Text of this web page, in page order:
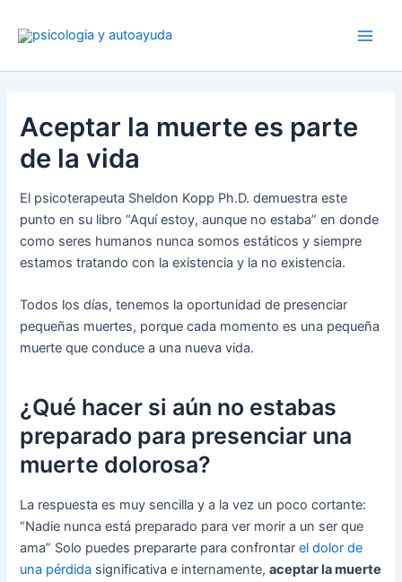
Aceptar la muerte es parte
de la vida
El psicoterapeuta Sheldon Kopp Ph.D. demuestra este
punto en su libro “Aquí estoy, aunque no estaba” en donde
como seres humanos nunca somos estáticos y siempre
estamos tratando con la existencia y la no existencia.
Todos los días, tenemos la oportunidad de presenciar
pequeñas muertes, porque cada momento es una pequeña
muerte que conduce a una nueva vida.
¿Qué hacer si aún no estabas
preparado para presenciar una
muerte dolorosa?
La respuesta es muy sencilla y a la vez un poco cortante:
“Nadie nunca está preparado para ver morir a un ser que
ama” Solo puedes prepararte para confrontarel dolor de
una pérdida significativa e internamente,aceptar la muerte